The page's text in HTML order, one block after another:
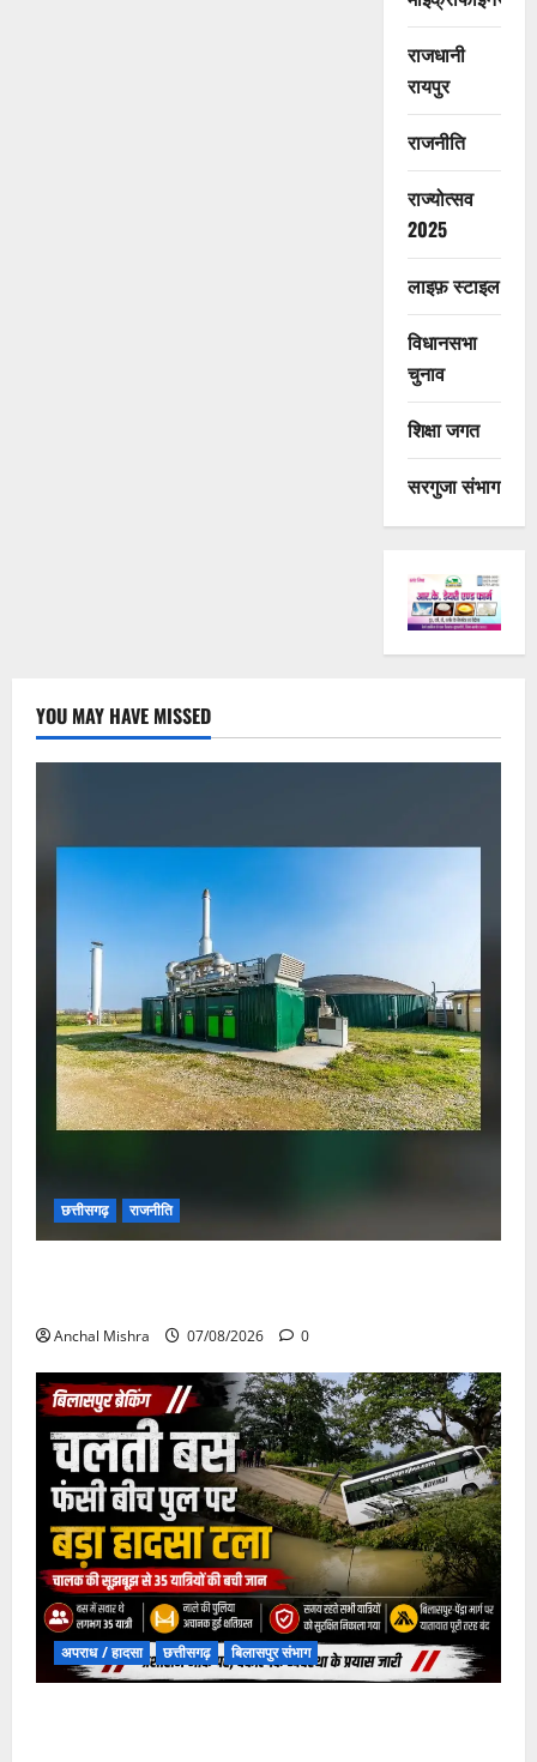
राजधानी
रायपुर
राजनीति
राज्योत्सव
2025
लाइफ़ स्टाइल
विधानसभा
चुनाव
शिक्षा जगत
सरगुजा संभाग
YOU MAY HAVE MISSED
छत्तीसगढ़ राजनीति
Anchal Mishra 07/08/2026 0
अपराध / हादसा छत्तीसगढ़ बिलासपुर संभाग